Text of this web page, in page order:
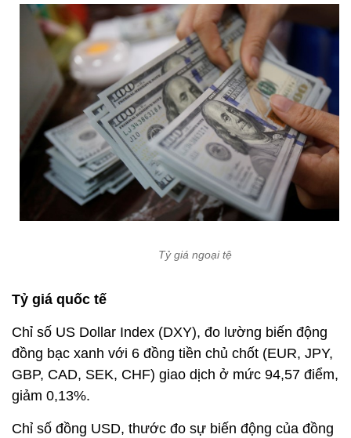
Tỷ giá ngoại tệ
Tỷ giá quốc tế
Chỉ số US Dollar Index (DXY), đo lường biến động
đồng bạc xanh với 6 đồng tiền chủ chốt (EUR, JPY,
GBP, CAD, SEK, CHF) giao dịch ở mức 94,57 điểm,
giảm 0,13%.
Chỉ số đồng USD, thước đo sự biến động của đồng